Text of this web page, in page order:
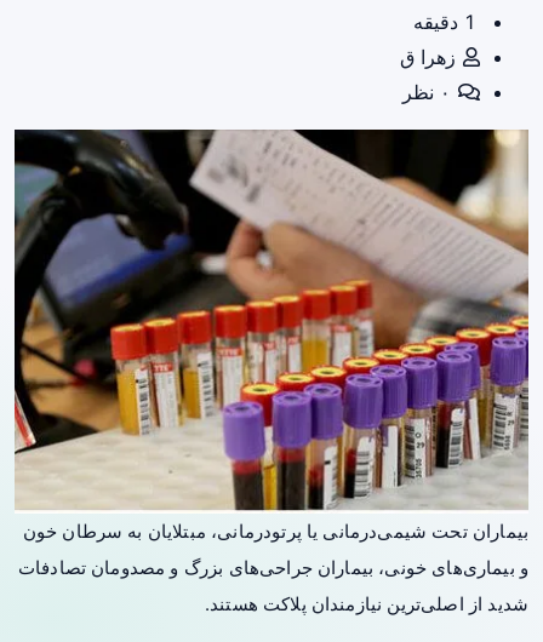
زهرا ق
بیماران تحت شیمی‌درمانی یا پرتودرمانی، مبتلایان به سرطان خون
و بیماری‌های خونی، بیماران جراحی‌های بزرگ و مصدومان تصادفات
شدید از اصلی‌ترین نیازمندان پلاکت هستند.